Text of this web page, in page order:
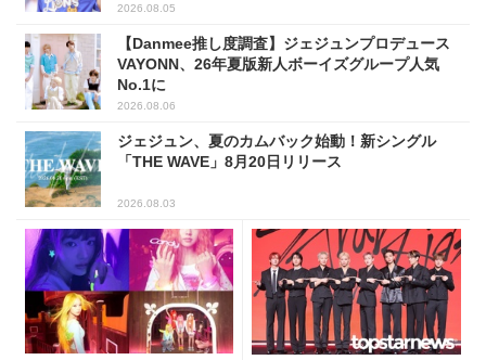
2026.08.05
【Danmee推し度調査】ジェジュンプロデュース
VAYONN、26年夏版新人ボーイズグループ人気
No.1に
2026.08.06
ジェジュン、夏のカムバック始動！新シングル
「THE WAVE」8月20日リリース
2026.08.03